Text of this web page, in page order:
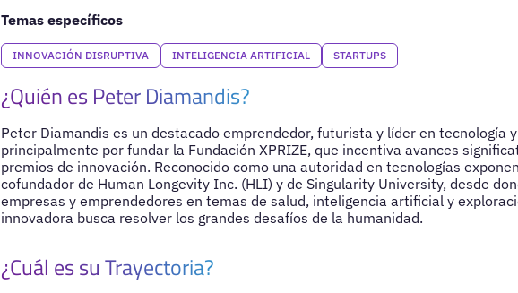
Temas específicos
INNOVACIÓN DISRUPTIVA INTELIGENCIA ARTIFICIAL STARTUPS
¿Quién es Peter Diamandis?
Peter Diamandis es un destacado emprendedor, futurista y líder en tecnología
principalmente por fundar la Fundación XPRIZE, que incentiva avances
premios de innovación. Reconocido como una autoridad en tecnologías
cofundador de Human Longevity Inc. (HLI) y de Singularity University, desde
empresas y emprendedores en temas de salud, inteligencia artificial y
innovadora busca resolver los grandes desafíos de la humanidad.
¿Cuál es su Trayectoria?